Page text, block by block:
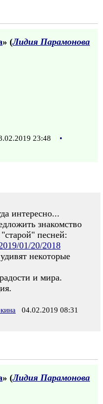
» (Лидия Парамонова
23:48
•
интересно...
знакомство
песней:
01/20/2018
некоторые
и мира.
04.02.2019 08:31
» (Лидия Парамонова